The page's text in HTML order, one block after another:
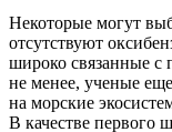
Некоторые могут
отсутствуют
широко связанные с
не менее, ученые
на морские
В качестве первого